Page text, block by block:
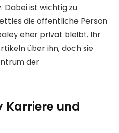
Dabei ist wichtig zu
die öffentliche Person
eher privat bleibt. Ihr
über ihn, doch sie
der
Karriere und